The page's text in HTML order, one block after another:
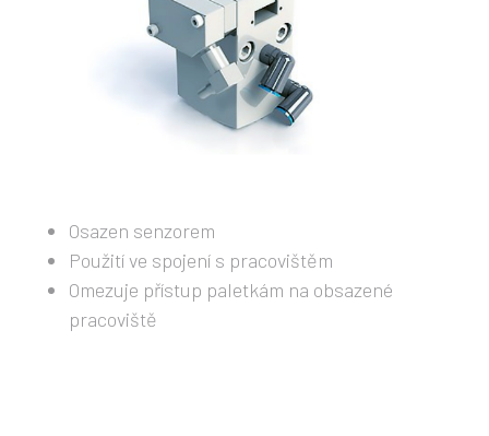
Osazen senzorem
Použití ve spojení s pracovištěm
Omezuje přístup paletkám na obsazené
pracoviště